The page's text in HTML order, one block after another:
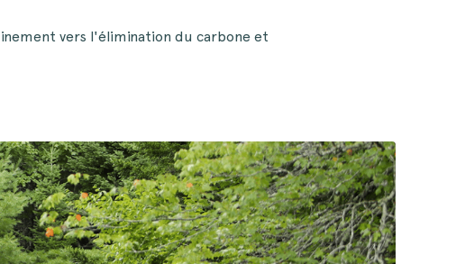
vers l'élimination du carbone et